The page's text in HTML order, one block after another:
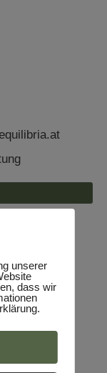
unserer
dass wir